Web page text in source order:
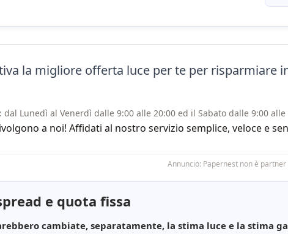
la migliore offerta luce per te per risparmiare
Lunedì al Venerdì dalle 9:00 alle 20:00 ed il Sabato dalle 9:00 alle
a noi! Affidati al nostro servizio semplice, veloce e
Annuncio: Papernest non è
e quota fissa
cambiate, separatamente, la stima luce e la stima